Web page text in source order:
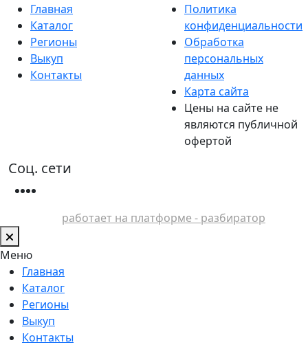
Главная
Каталог
Регионы
Выкуп
Контакты
Политика
конфиденциальности
Обработка
персональных
данных
Карта сайта
Цены на сайте не
являются публичной
офертой
Соц. сети
работает на платформе - разбиратор
Меню
Главная
Каталог
Регионы
Выкуп
Контакты